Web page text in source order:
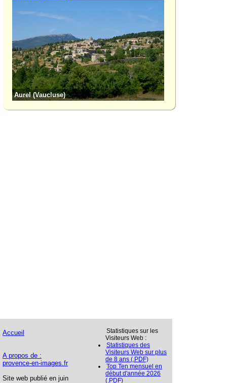
Aurel (Vaucluse)
Accueil
A propos de :
provence-en-images.fr
Site web publié en juin
Statistiques sur les
Visiteurs Web :
Statistiques des
Visiteurs Web sur plus
de 8 ans (.PDF)
Top Ten mensuel en
début d'année 2026
(.PDF)